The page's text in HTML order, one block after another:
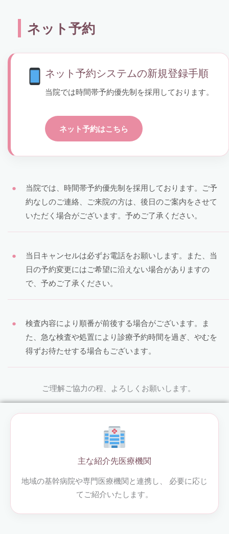
ネット予約
ネット予約システムの新規登録手順
当院では時間帯予約優先制を採用しております。
ネット予約はこちら
当院では、時間帯予約優先制を採用しております。ご予
約なしのご連絡、ご来院の方は、後日のご案内をさせて
いただく場合がございます。予めご了承ください。
当日キャンセルは必ずお電話をお願いします。また、当
日の予約変更にはご希望に沿えない場合がありますの
で、予めご了承ください。
検査内容により順番が前後する場合がございます。ま
た、急な検査や処置により診療予約時間を過ぎ、やむを
得ずお待たせする場合もございます。
ご理解ご協力の程、よろしくお願いします。
主な紹介先医療機関
地域の基幹病院や専門医療機関と連携し、 必要に応じ
てご紹介いたします。